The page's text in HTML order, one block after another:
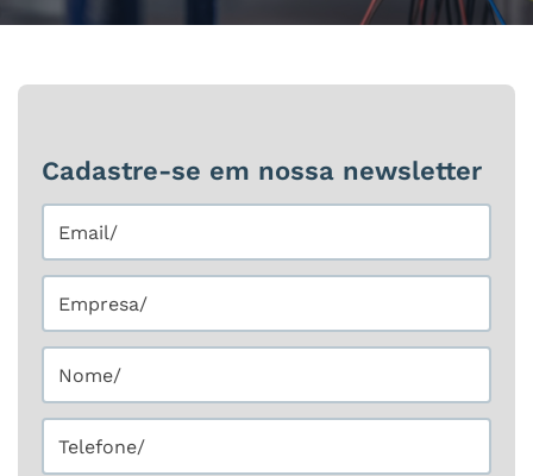
Cadastre-se em nossa newsletter